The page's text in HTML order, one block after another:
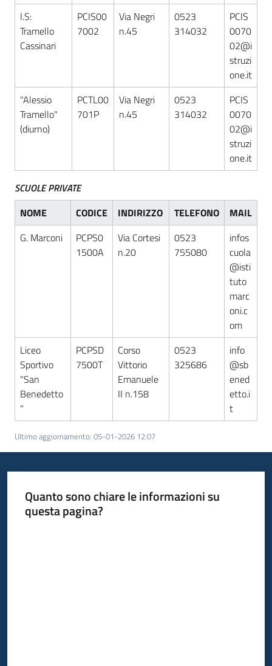
I.S:
Tramello
Cassinari
PCIS00
7002
Via Negri
n.45
0523
314032
PCIS
0070
02@i
struzi
one.it
"Alessio
Tramello"
(diurno)
PCTL00
701P
Via Negri
n.45
0523
314032
PCIS
0070
02@i
struzi
one.it
SCUOLE PRIVATE
NOME
CODICE INDIRIZZO TELEFONO
MAIL
G. Marconi
PCPS0
1500A
Via Cortesi
n.20
0523
755080
infos
cuola
@isti
tuto
marc
oni.c
om
Liceo
Sportivo
"San
Benedetto
"
PCPSD
7500T
Corso
Vittorio
Emanuele
II n.158
0523
325686
info
@sb
ened
etto.i
t
Ultimo aggiornamento: 05-01-2026 12:07
Quanto sono chiare le informazioni su
questa pagina?